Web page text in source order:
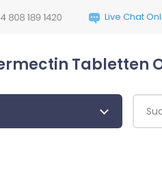
Tabletten